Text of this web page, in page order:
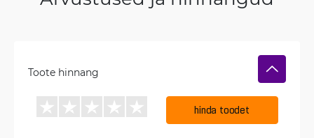
Toote hinnang
hinda toodet